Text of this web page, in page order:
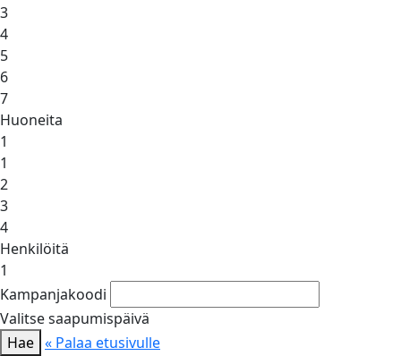
3
4
5
6
7
Huoneita
1
1
2
3
4
Henkilöitä
1
Kampanjakoodi
Valitse saapumispäivä
Hae « Palaa etusivulle